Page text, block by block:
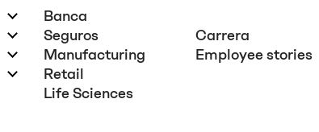
Banca
Seguros
Manufacturing
Retail
Life Sciences
Carrera
Employee stories